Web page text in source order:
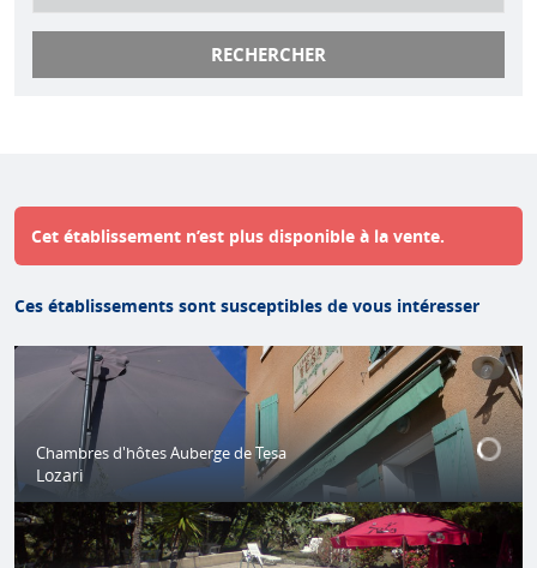
RECHERCHER
Cet établissement n’est plus disponible à la vente.
Ces établissements sont susceptibles de vous intéresser
Chambres d'hôtes Auberge de Tesa
Lozari